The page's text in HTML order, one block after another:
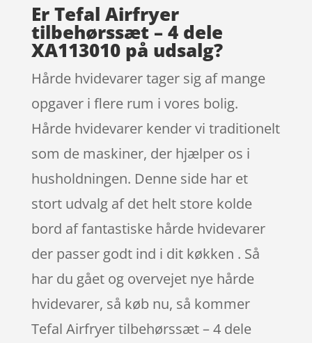
Er Tefal Airfryer
tilbehørssæt – 4 dele
XA113010 på udsalg?
Hårde hvidevarer tager sig af mange
opgaver i flere rum i vores bolig.
Hårde hvidevarer kender vi traditionelt
som de maskiner, der hjælper os i
husholdningen. Denne side har et
stort udvalg af det helt store kolde
bord af fantastiske hårde hvidevarer
der passer godt ind i dit køkken . Så
har du gået og overvejet nye hårde
hvidevarer, så køb nu, så kommer
Tefal Airfryer tilbehørssæt – 4 dele